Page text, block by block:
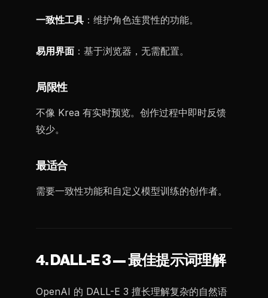
一致性工具 ：维护角色连贯性的功能。
易用界面 ：基于浏览器，无需配置。
局限性
不像 Krea 有实时预览。创作过程中即时反馈
较少。
最适合
需要一致性功能和自定义模型训练的创作者。
4. DALL-E 3 — 最佳提示词理解
OpenAI 的 DALL-E 3 擅长理解复杂的自然语